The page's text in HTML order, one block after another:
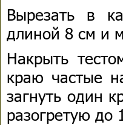
Вырезать в
длиной 8 см и
Накрыть
краю частые
загнуть один
разогретую до